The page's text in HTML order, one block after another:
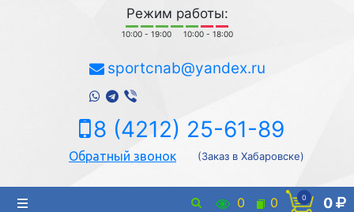
Режим работы:
10:00 - 19:00 10:00 - 18:00
sportcnab@yandex.ru
8 (4212) 25-61-89
Обратный звонок (Заказ в Хабаровске)
0 0 0 0